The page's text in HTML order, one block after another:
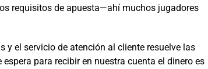
requisitos de apuesta—ahí muchos jugadores
el servicio de atención al cliente resuelve las
para recibir en nuestra cuenta el dinero es